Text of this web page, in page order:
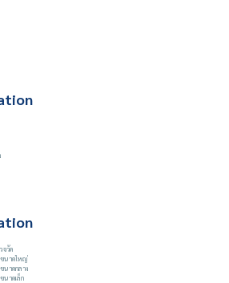
จวัด
ขนาดใหญ่
นาดกลาง
นาดเล็ก